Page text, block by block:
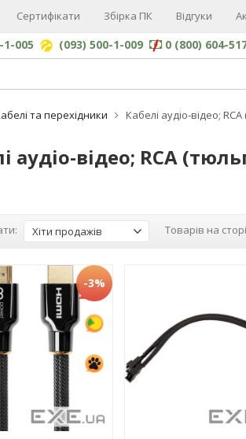
Сертифікати Збірка ПК Відгуки
1-005 (093) 500-1-009 0 (800) 604-
та перехідники Кабелі аудіо-відео;
аудіо-відео; RCA
Хіти продажів Товарів на
-3%